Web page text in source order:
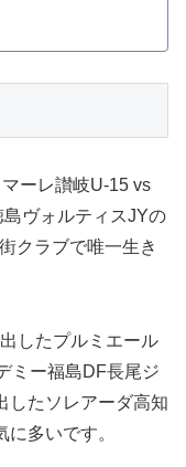
ーレ讃岐U-15 vs
ヴォルティスJYの
クラブで唯一生き
したプルミエール
ミー福島DF長尾ジ
したソレアーダ高知
多いです。